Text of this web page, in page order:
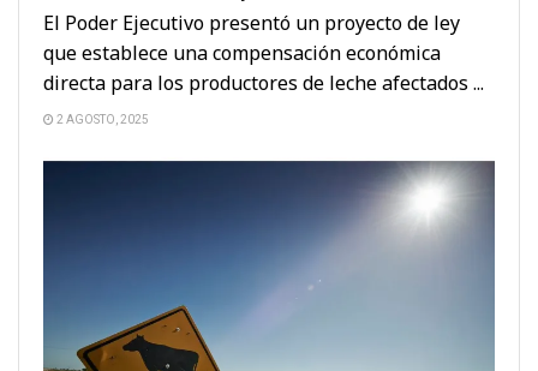
El Poder Ejecutivo presentó un proyecto de ley
que establece una compensación económica
directa para los productores de leche afectados ...
2 AGOSTO, 2025